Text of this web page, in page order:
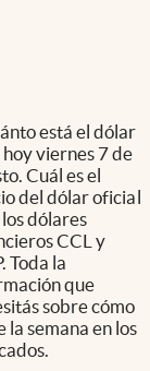
está el dólar
hoy viernes 7 de
Cuál es el
del dólar oficial
dólares
CCL y
Toda la
que
sobre cómo
la semana en los